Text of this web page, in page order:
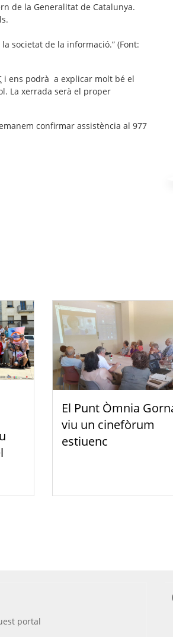
de la Generalitat de Catalunya.
societat de la informació.” (Font:
i ens podrà a explicar molt bé el
La xerrada serà el proper
confirmar assistència al 977
El Punt Òmnia
viu un cinefòrum
estiuenc
portal